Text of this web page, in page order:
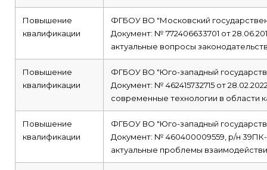
Повышение
квалификации
ФГБОУ ВО "Московский
Документ: № 772406633701 от
актуальные вопросы
Повышение
квалификации
ФГБОУ ВО "Юго-западный
Документ: № 462415732715 от
современные технологии в области
Повышение
квалификации
ФГБОУ ВО "Юго-западный
Документ: № 460400009559, р/н 39ПК-
актуальные проблемы